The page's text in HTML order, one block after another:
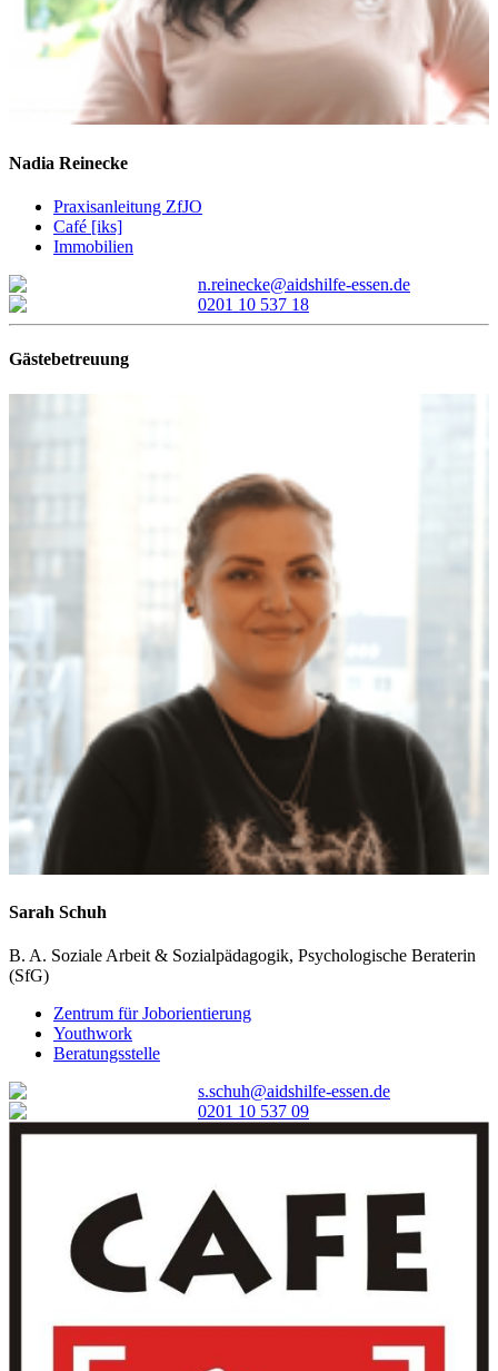
Nadia Reinecke
Praxisanleitung ZfJO
Café [iks]
Immobilien
n.reinecke@aidshilfe-essen.de
0201 10 537 18
Gästebetreuung
Sarah Schuh
B. A. Soziale Arbeit & Sozialpädagogik, Psychologische Beraterin
(SfG)
Zentrum für Joborientierung
Youthwork
Beratungsstelle
s.schuh@aidshilfe-essen.de
0201 10 537 09